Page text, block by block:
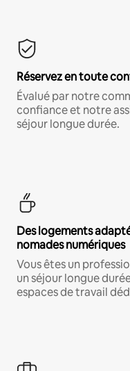
Réservez en toute
Évalué par notre
confiance et notre
séjour longue durée.
Des logements
nomades numériques
Vous êtes un
un séjour longue
espaces de travail